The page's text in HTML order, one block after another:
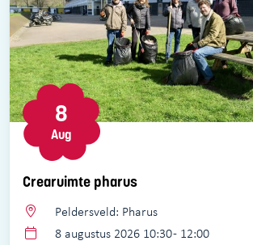
Crearuimte pharus
8
Aug
Peldersveld: Pharus
8 augustus 2026 10:30 - 12:00